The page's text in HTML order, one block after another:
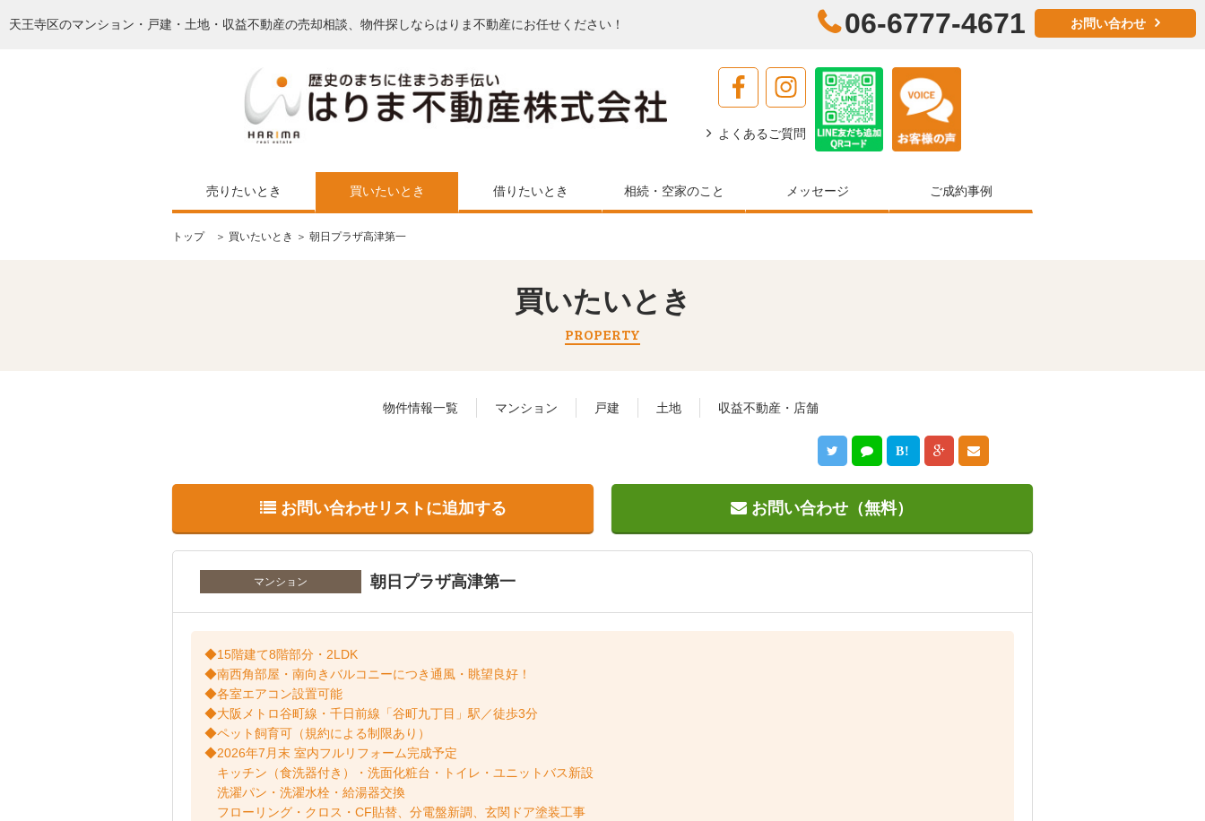
天王寺区のマンション・戸建・土地・収益不動産の売却相談、物件探しならはりま不動産にお任せください！ 06-6777-4671 お問い合わせ
よくあるご質問
売りたいとき 買いたいとき 借りたいとき 相続・空家のこと メッセージ ご成約事例
トップ＞ 買いたいとき ＞ 朝日プラザ高津第一
買いたいとき
PROPERTY
物件情報一覧 マンション 戸建 土地 収益不動産・店舗
B!
お問い合わせリストに追加する お問い合わせ（無料）
マンション 朝日プラザ高津第一
◆15階建て8階部分・2LDK
◆南西角部屋・南向きバルコニーにつき通風・眺望良好！
◆各室エアコン設置可能
◆大阪メトロ谷町線・千日前線「谷町九丁目」駅／徒歩3分
◆ペット飼育可（規約による制限あり）
◆2026年7月末 室内フルリフォーム完成予定
キッチン（食洗器付き）・洗面化粧台・トイレ・ユニットバス新設
洗濯パン・洗濯水栓・給湯器交換
フローリング・クロス・CF貼替、分電盤新調、玄関ドア塗装工事